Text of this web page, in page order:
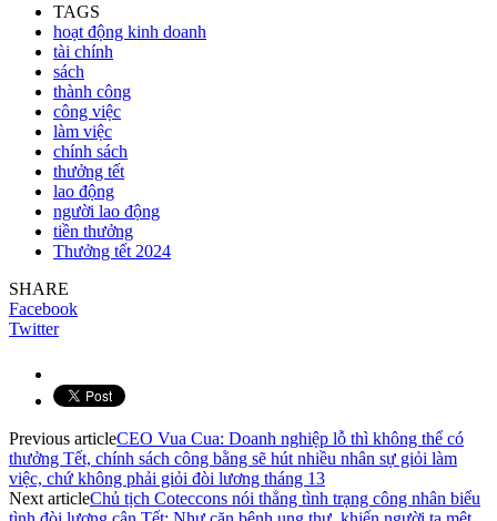
TAGS
hoạt động kinh doanh
tài chính
sách
thành công
công việc
làm việc
chính sách
thưởng tết
lao động
người lao động
tiền thưởng
Thưởng tết 2024
SHARE
Facebook
Twitter
Previous articleCEO Vua Cua: Doanh nghiệp lỗ thì không thể có
thưởng Tết, chính sách công bằng sẽ hút nhiều nhân sự giỏi làm
việc, chứ không phải giỏi đòi lương tháng 13
Next articleChủ tịch Coteccons nói thẳng tình trạng công nhân biểu